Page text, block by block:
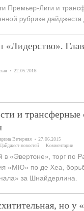
Премьер-Лиги и
рубрике дайджеста
22.05.2016
и трансферные
Вечерняя
27.06.2015
Дайджест новостей Комментарии
в «Эвертоне», торг по
«МЮ» по де Хеа,
за Шнайдерлина.
но у